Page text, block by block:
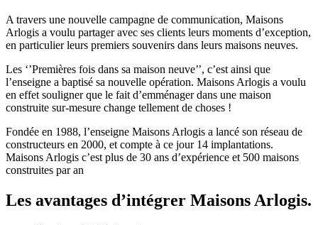
A travers une nouvelle campagne de communication, Maisons
Arlogis a voulu partager avec ses clients leurs moments d’exception,
en particulier leurs premiers souvenirs dans leurs maisons neuves.
Les ‘’Premières fois dans sa maison neuve’’, c’est ainsi que
l’enseigne a baptisé sa nouvelle opération. Maisons Arlogis a voulu
en effet souligner que le fait d’emménager dans une maison
construite sur-mesure change tellement de choses !
Fondée en 1988, l’enseigne Maisons Arlogis a lancé son réseau de
constructeurs en 2000, et compte à ce jour 14 implantations.
Maisons Arlogis c’est plus de 30 ans d’expérience et 500 maisons
construites par an
Les avantages d’intégrer Maisons Arlogis.